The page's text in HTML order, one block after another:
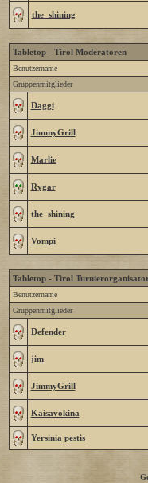
the_shining
Tabletop - Tirol Moderatoren
Benutzername
Gruppenmitglieder
Daggi
JimmyGrill
Marlie
Rygar
the_shining
Vompi
Tabletop - Tirol
Benutzername
Gruppenmitglieder
Defender
jim
JimmyGrill
Kaisavokina
Yersinia pestis